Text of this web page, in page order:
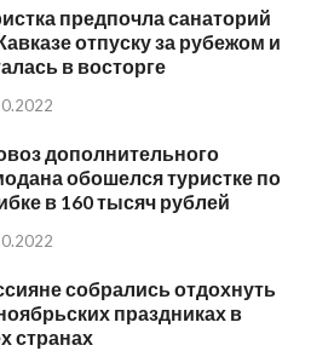
предпочла санаторий
отпуску за рубежом и
в восторге
дополнительного
обошелся туристке по
в 160 тысяч рублей
собрались отдохнуть
праздниках в
странах